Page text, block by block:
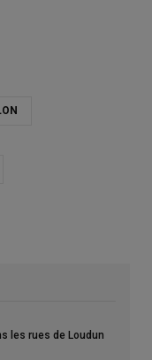
les rues de Loudun